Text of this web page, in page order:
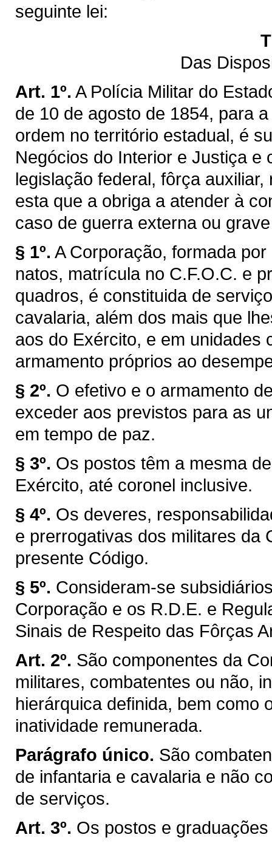
seguinte lei:
Das
Art. 1º. A Polícia Militar do
de 10 de agosto de 1854, para
ordem no território estadual, é
Negócios do Interior e Justiça e
legislação federal, fôrça
esta que a obriga a atender à
caso de guerra externa ou
§ 1º. A Corporação, formada
natos, matrícula no C.F.O.C. e
quadros, é constituida de
cavalaria, além dos mais que
aos do Exército, e em unidades
armamento próprios ao
§ 2º. O efetivo e o armamento
exceder aos previstos para as
em tempo de paz.
§ 3º. Os postos têm a mesma
Exército, até coronel inclusive.
§ 4º. Os deveres,
e prerrogativas dos militares da
presente Código.
§ 5º. Consideram-se
Corporação e os R.D.E. e
Sinais de Respeito das Fôrças
Art. 2º. São componentes da
militares, combatentes ou não,
hierárquica definida, bem como
inatividade remunerada.
Parágrafo único. São
de infantaria e cavalaria e não
de serviços.
Art. 3º. Os postos e